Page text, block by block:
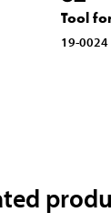
Tool
19-0024